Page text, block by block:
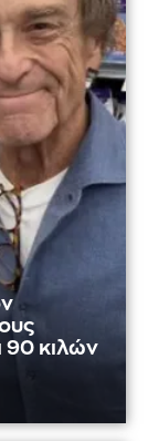
90 κιλών